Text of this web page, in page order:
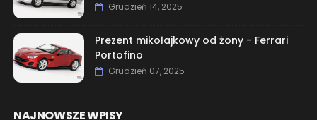
Grudzień 14, 2025
Prezent mikołajkowy od żony - Ferrari
Portofino
Grudzień 07, 2025
NAJNOWSZE WPISY